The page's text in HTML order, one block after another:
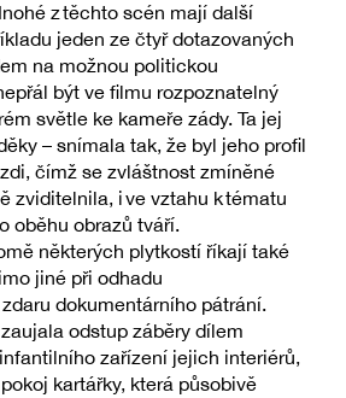
z těchto scén mají další
jeden ze čtyř dotazovaných
na možnou politickou
být ve filmu rozpoznatelný
světle ke kameře zády. Ta jej
– snímala tak, že byl jeho profil
čímž se zvláštnost zmíněné
zviditelnila, i ve vztahu k tématu
oběhu obrazů tváří.
některých plytkostí říkají také
jiné při odhadu
dokumentárního pátrání.
odstup záběry dílem
zařízení jejich interiérů,
kartářky, která působivě